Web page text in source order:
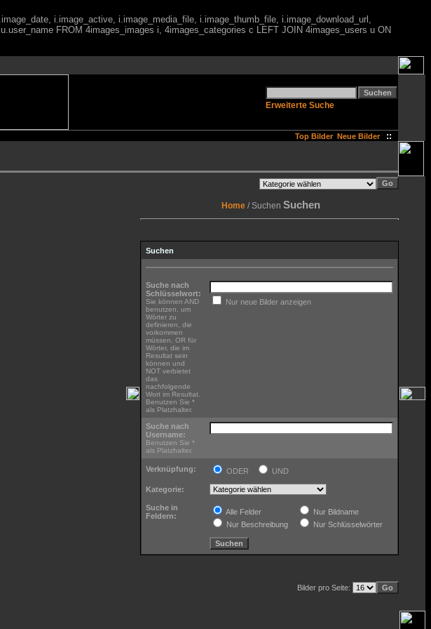
i.image_active, i.image_media_file, i.image_thumb_file, i.image_download_url,
FROM 4images_images i, 4images_categories c LEFT JOIN 4images_users u ON
Erweiterte Suche
Top Bilder Neue Bilder ::
Home / Suchen Suchen
Suchen
Suche nach
Schlüsselwort:
Sie können AND
benutzen, um
Wörter zu
definieren, die
vorkommen
müssen, OR für
Wörter, die im
Resultat sein
können und
NOT verbietet
das
nachfolgende
Wort im Resultat.
Benutzen Sie *
als Platzhalter.
Nur neue Bilder anzeigen
Suche nach
Username:
Benutzen Sie *
als Platzhalter.
Verknüpfung: ODER UND
Kategorie:
Suche in
Feldern:
Alle Felder
Nur Bildname
Nur Beschreibung
Nur Schlüsselwörter
Bilder pro Seite: